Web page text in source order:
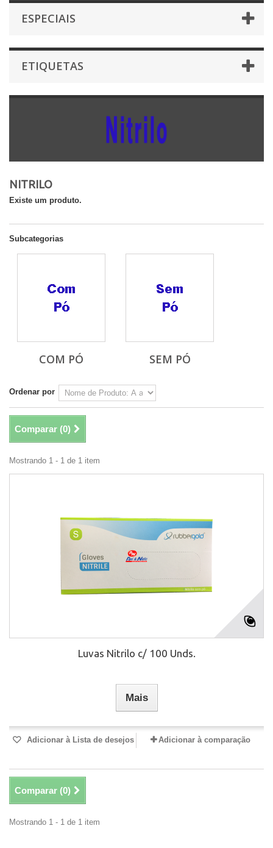
ESPECIAIS
ETIQUETAS
NITRILO
Existe um produto.
Subcategorias
COM PÓ SEM PÓ
Ordenar por
Comparar (0)
Mostrando 1 - 1 de 1 item
Luvas Nitrilo c/ 100 Unds.
Mais
Adicionar à Lista de desejos Adicionar à comparação
Comparar (0)
Mostrando 1 - 1 de 1 item